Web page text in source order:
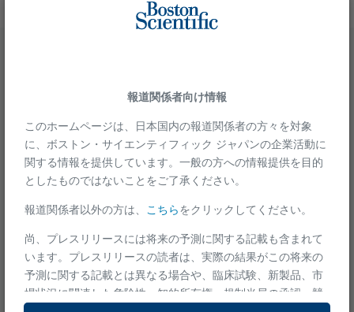
報道関係者向け情報
このホームページは、日本国内の報道関係者の方々を対象
に、ボストン・サイエンティフィック ジャパンの企業活動に
関する情報を提供しています。一般の方への情報提供を目的
としたものではないことをご了承ください。
報道関係者以外の方は、 こちらをクリックしてください。
尚、プレスリリースには将来の予測に関する記載も含まれて
います。プレスリリースの読者は、実際の結果がこの将来の
予測に関する記載とは異なる場合や、臨床試験、新製品、市
場状況に関連した危険性、知的所有権、規制当局の承認、競
実り多いものとすることに全力で取り組みます。
医療従事者の方
冠動脈インターベンション
カーディアック・リズム・マネジメント